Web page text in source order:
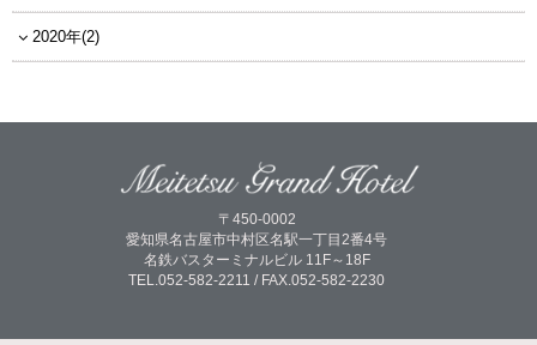
2020年(2)
〒450-0002
愛知県名古屋市中村区名駅一丁目2番4号
名鉄バスターミナルビル 11F～18F
TEL.052-582-2211 / FAX.052-582-2230